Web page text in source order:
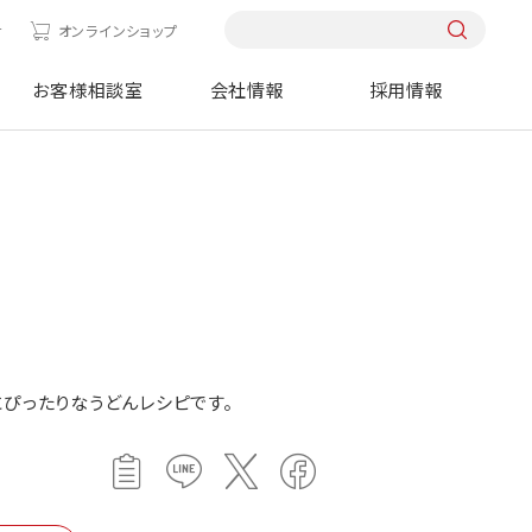
オンラインショップ
お客様相談室 会社情報 採用情報
ったりなうどんレシピです。